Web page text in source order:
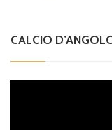
CALCIO